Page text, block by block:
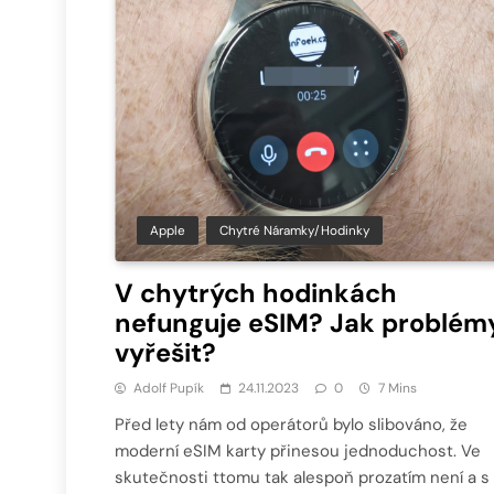
Apple Chytré Náramky/hodinky
V chytrých hodinkách
nefunguje eSIM? Jak
vyřešit?
Adolf Pupík 24.11.2023 0 7 Mins
Před lety nám od operátorů bylo slibováno, že
moderní eSIM karty přinesou jednoduchost. Ve
skutečnosti ttomu tak alespoň prozatím není a s